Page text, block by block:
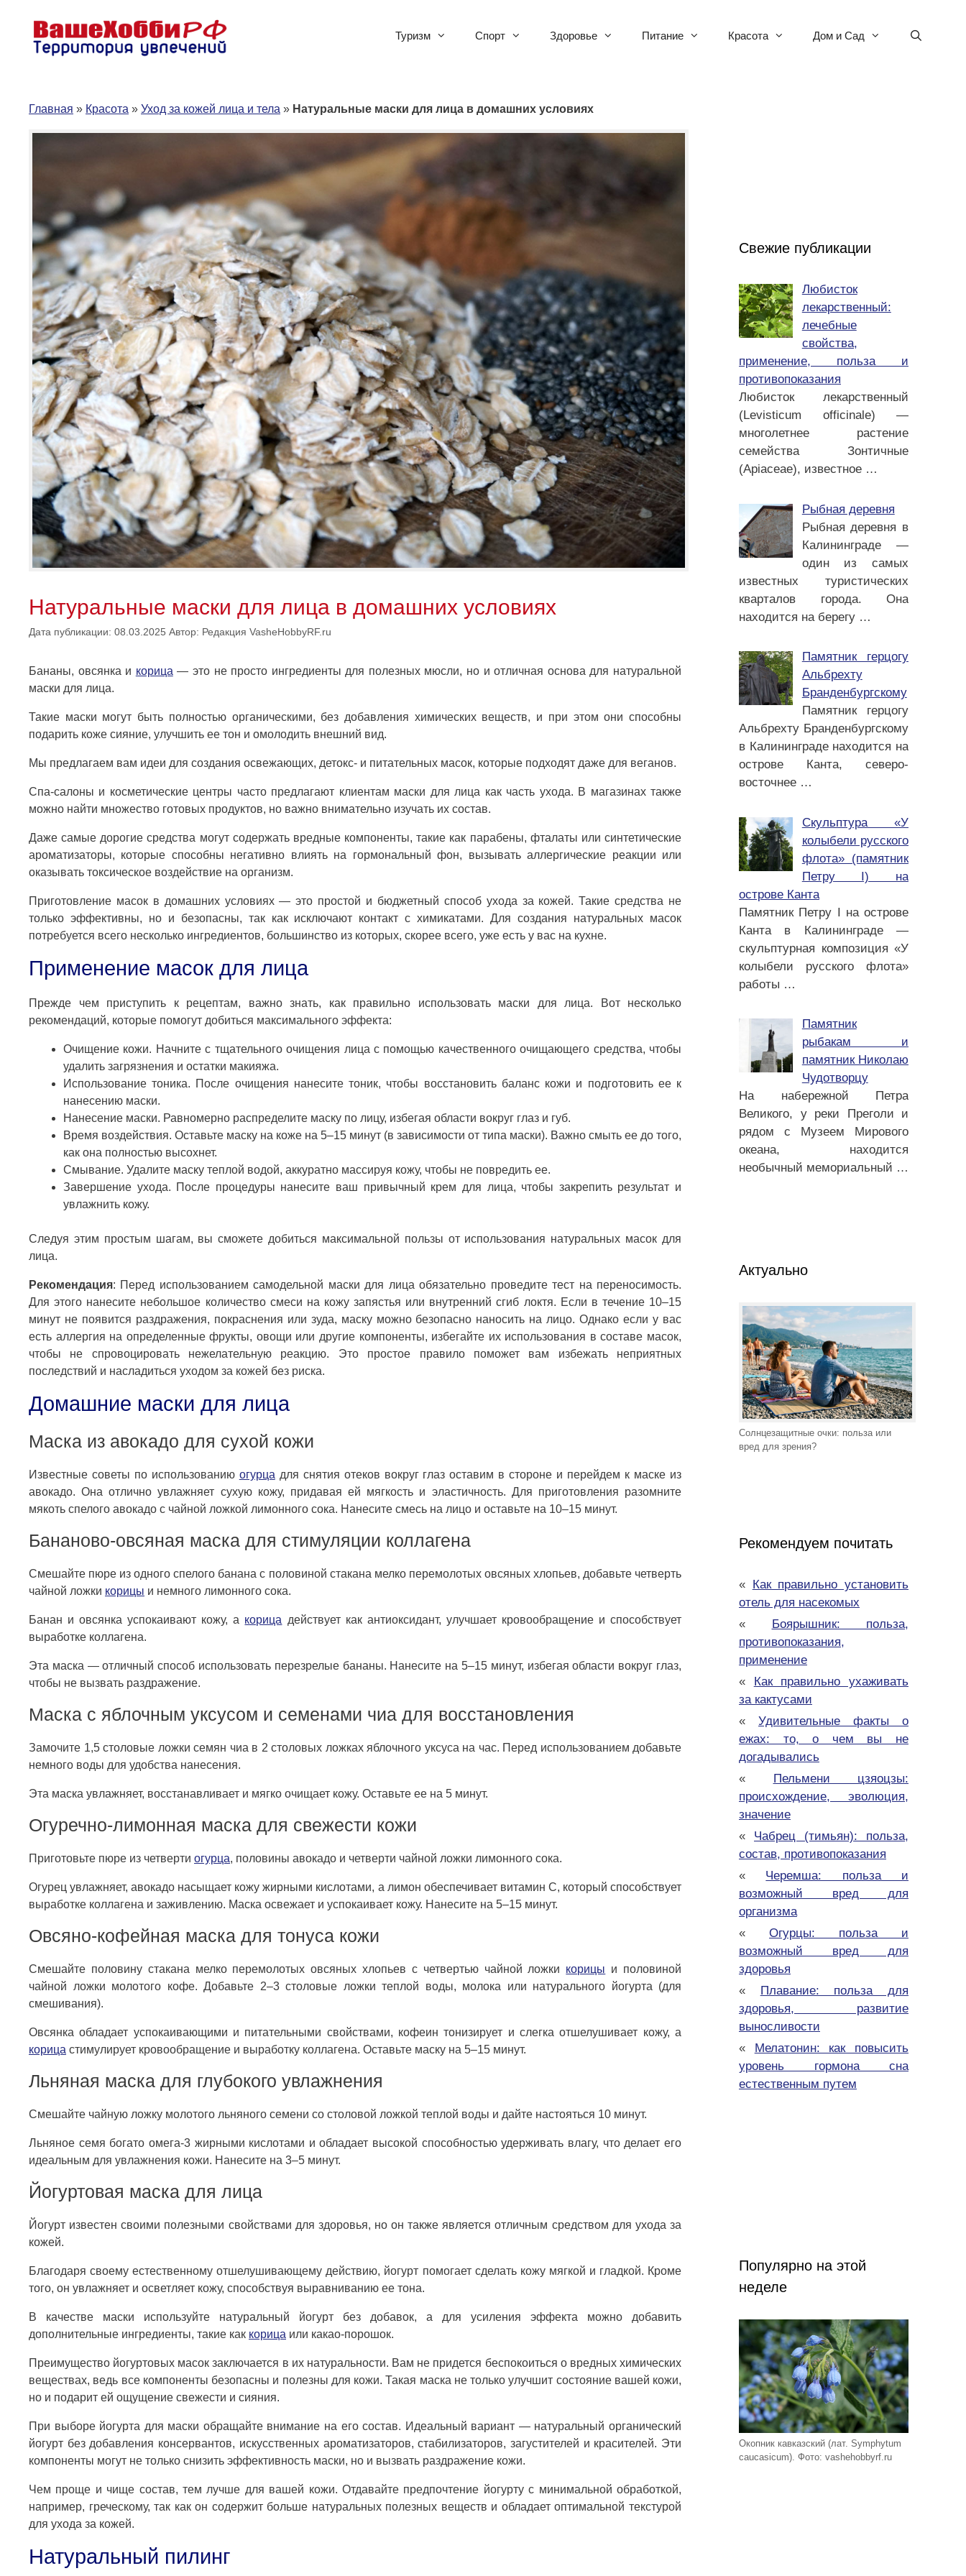
содержимому
Туризм Спорт Здоровье Питание Красота Дом и Сад
Главная » Красота » Уход за кожей лица и тела » Натуральные маски для лица в домашних условиях
Натуральные маски для лица в домашних условиях
Дата публикации: 08.03.2025 Автор: Редакция VasheHobbyRF.ru
Бананы, овсянка и корица — это не просто ингредиенты для полезных мюсли, но и отличная основа для натуральной
маски для лица.
Такие маски могут быть полностью органическими, без добавления химических веществ, и при этом они способны
подарить коже сияние, улучшить ее тон и омолодить внешний вид.
Мы предлагаем вам идеи для создания освежающих, детокс- и питательных масок, которые подходят даже для веганов.
Спа-салоны и косметические центры часто предлагают клиентам маски для лица как часть ухода. В магазинах также
можно найти множество готовых продуктов, но важно внимательно изучать их состав.
Даже самые дорогие средства могут содержать вредные компоненты, такие как парабены, фталаты или синтетические
ароматизаторы, которые способны негативно влиять на гормональный фон, вызывать аллергические реакции или
оказывать токсическое воздействие на организм.
Приготовление масок в домашних условиях — это простой и бюджетный способ ухода за кожей. Такие средства не
только эффективны, но и безопасны, так как исключают контакт с химикатами. Для создания натуральных масок
потребуется всего несколько ингредиентов, большинство из которых, скорее всего, уже есть у вас на кухне.
Применение масок для лица
Прежде чем приступить к рецептам, важно знать, как правильно использовать маски для лица. Вот несколько
рекомендаций, которые помогут добиться максимального эффекта:
Очищение кожи. Начните с тщательного очищения лица с помощью качественного очищающего средства, чтобы
удалить загрязнения и остатки макияжа.
Использование тоника. После очищения нанесите тоник, чтобы восстановить баланс кожи и подготовить ее к
нанесению маски.
Нанесение маски. Равномерно распределите маску по лицу, избегая области вокруг глаз и губ.
Время воздействия. Оставьте маску на коже на 5–15 минут (в зависимости от типа маски). Важно смыть ее до того,
как она полностью высохнет.
Смывание. Удалите маску теплой водой, аккуратно массируя кожу, чтобы не повредить ее.
Завершение ухода. После процедуры нанесите ваш привычный крем для лица, чтобы закрепить результат и
увлажнить кожу.
Следуя этим простым шагам, вы сможете добиться максимальной пользы от использования натуральных масок для
лица.
Рекомендация: Перед использованием самодельной маски для лица обязательно проведите тест на переносимость.
Для этого нанесите небольшое количество смеси на кожу запястья или внутренний сгиб локтя. Если в течение 10–15
минут не появится раздражения, покраснения или зуда, маску можно безопасно наносить на лицо. Однако если у вас
есть аллергия на определенные фрукты, овощи или другие компоненты, избегайте их использования в составе масок,
чтобы не спровоцировать нежелательную реакцию. Это простое правило поможет вам избежать неприятных
последствий и насладиться уходом за кожей без риска.
Домашние маски для лица
Маска из авокадо для сухой кожи
Известные советы по использованию огурца для снятия отеков вокруг глаз оставим в стороне и перейдем к маске из
авокадо. Она отлично увлажняет сухую кожу, придавая ей мягкость и эластичность. Для приготовления разомните
мякоть спелого авокадо с чайной ложкой лимонного сока. Нанесите смесь на лицо и оставьте на 10–15 минут.
Бананово-овсяная маска для стимуляции коллагена
Смешайте пюре из одного спелого банана с половиной стакана мелко перемолотых овсяных хлопьев, добавьте четверть
чайной ложки корицы и немного лимонного сока.
Банан и овсянка успокаивают кожу, а корица действует как антиоксидант, улучшает кровообращение и способствует
выработке коллагена.
Эта маска — отличный способ использовать перезрелые бананы. Нанесите на 5–15 минут, избегая области вокруг глаз,
чтобы не вызвать раздражение.
Маска с яблочным уксусом и семенами чиа для восстановления
Замочите 1,5 столовые ложки семян чиа в 2 столовых ложках яблочного уксуса на час. Перед использованием добавьте
немного воды для удобства нанесения.
Эта маска увлажняет, восстанавливает и мягко очищает кожу. Оставьте ее на 5 минут.
Огуречно-лимонная маска для свежести кожи
Приготовьте пюре из четверти огурца, половины авокадо и четверти чайной ложки лимонного сока.
Огурец увлажняет, авокадо насыщает кожу жирными кислотами, а лимон обеспечивает витамин С, который способствует
выработке коллагена и заживлению. Маска освежает и успокаивает кожу. Нанесите на 5–15 минут.
Овсяно-кофейная маска для тонуса кожи
Смешайте половину стакана мелко перемолотых овсяных хлопьев с четвертью чайной ложки корицы и половиной
чайной ложки молотого кофе. Добавьте 2–3 столовые ложки теплой воды, молока или натурального йогурта (для
смешивания).
Овсянка обладает успокаивающими и питательными свойствами, кофеин тонизирует и слегка отшелушивает кожу, а
корица стимулирует кровообращение и выработку коллагена. Оставьте маску на 5–15 минут.
Льняная маска для глубокого увлажнения
Смешайте чайную ложку молотого льняного семени со столовой ложкой теплой воды и дайте настояться 10 минут.
Льняное семя богато омега-3 жирными кислотами и обладает высокой способностью удерживать влагу, что делает его
идеальным для увлажнения кожи. Нанесите на 3–5 минут.
Йогуртовая маска для лица
Йогурт известен своими полезными свойствами для здоровья, но он также является отличным средством для ухода за
кожей.
Благодаря своему естественному отшелушивающему действию, йогурт помогает сделать кожу мягкой и гладкой. Кроме
того, он увлажняет и осветляет кожу, способствуя выравниванию ее тона.
В качестве маски используйте натуральный йогурт без добавок, а для усиления эффекта можно добавить
дополнительные ингредиенты, такие как корица или какао-порошок.
Преимущество йогуртовых масок заключается в их натуральности. Вам не придется беспокоиться о вредных химических
веществах, ведь все компоненты безопасны и полезны для кожи. Такая маска не только улучшит состояние вашей кожи,
но и подарит ей ощущение свежести и сияния.
При выборе йогурта для маски обращайте внимание на его состав. Идеальный вариант — натуральный органический
йогурт без добавления консервантов, искусственных ароматизаторов, стабилизаторов, загустителей и красителей. Эти
компоненты могут не только снизить эффективность маски, но и вызвать раздражение кожи.
Чем проще и чище состав, тем лучше для вашей кожи. Отдавайте предпочтение йогурту с минимальной обработкой,
например, греческому, так как он содержит больше натуральных полезных веществ и обладает оптимальной текстурой
для ухода за кожей.
Натуральный пилинг
Свежие публикации
Любисток
лекарственный:
лечебные
свойства,
применение, польза и
противопоказания
Любисток лекарственный
(Levisticum officinale) —
многолетнее растение
семейства Зонтичные
(Apiaceae), известное …
Рыбная деревня
Рыбная деревня в
Калининграде —
один из самых
известных туристических
кварталов города. Она
находится на берегу …
Памятник герцогу
Альбрехту
Бранденбургскому
Памятник герцогу
Альбрехту Бранденбургскому
в Калининграде находится на
острове Канта, северо-
восточнее …
Скульптура «У
колыбели русского
флота» (памятник
Петру I) на
острове Канта
Памятник Петру I на острове
Канта в Калининграде —
скульптурная композиция «У
колыбели русского флота»
работы …
Памятник
рыбакам и
памятник Николаю
Чудотворцу
На набережной Петра
Великого, у реки Преголи и
рядом с Музеем Мирового
океана, находится
необычный мемориальный …
Актуально
Солнцезащитные очки: польза или
вред для зрения?
Рекомендуем почитать
«
Как правильно установить
отель для насекомых
«
Боярышник: польза,
противопоказания,
применение
«
Как правильно ухаживать
за кактусами
« Удивительные факты о
ежах: то, о чем вы не
догадывались
«
Пельмени цзяоцзы:
происхождение, эволюция,
значение
« Чабрец (тимьян): польза,
состав, противопоказания
« Черемша: польза и
возможный вред для
организма
« Огурцы: польза и
возможный вред для
здоровья
«
Плавание: польза для
здоровья, развитие
выносливости
«
Мелатонин: как повысить
уровень гормона сна
естественным путем
Популярно на этой
неделе
Окопник кавказский (лат. Symphytum
caucasicum). Фото: vashehobbyrf.ru